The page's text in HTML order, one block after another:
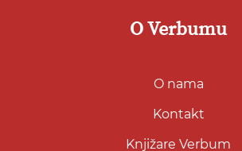
O Verbumu
O nama
Kontakt
Knjižare Verbum